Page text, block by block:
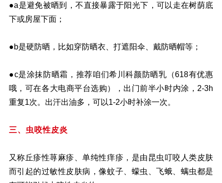
●a是避免被晒到，不直接暴露于阳光下，可以走在树荫底
下或房屋下面；
●b是硬防晒，比如穿防晒衣、打遮阳伞、戴防晒帽等；
●c是涂抹防晒霜，推荐咱们希川科颜防晒乳（618有优惠
哦，可在各大电商平台选购），出门前半小时内涂，2-3h
重复1次。出汗出油多，可以1-2小时补涂一次。
三、虫咬性皮炎
又称丘疹性荨麻疹、单纯性痒疹，是由昆虫叮咬人类皮肤
而引起的过敏性皮肤病，像蚊子、蠓虫、飞蛾、螨虫都是